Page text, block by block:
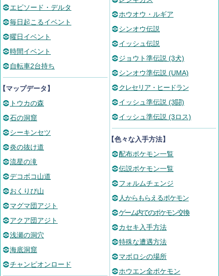
エピソード・デルタ
毎日起こるイベント
曜日イベント
時間イベント
自転車2台持ち
マップデータ】
トウカの森
石の洞窟
シーキンセツ
炎の抜け道
流星の滝
デコボコ山道
おくりび山
マグマ団アジト
アクア団アジト
浅瀬の洞穴
海底洞窟
チャンピオンロード
ホウオウ・ルギア
シンオウ伝説
イッシュ伝説
ジョウト準伝説 (3犬)
シンオウ準伝説 (UMA)
クレセリア・ヒードラン
イッシュ準伝説 (3闘)
イッシュ準伝説 (3ロス)
【色々な入手方法】
配布ポケモン一覧
伝説ポケモン一覧
フォルムチェンジ
人からもらえるポケモン
ゲーム内でのポケモン交換
カセキ入手方法
特殊な遭遇方法
マボロシの場所
ホウエン全ポケモン